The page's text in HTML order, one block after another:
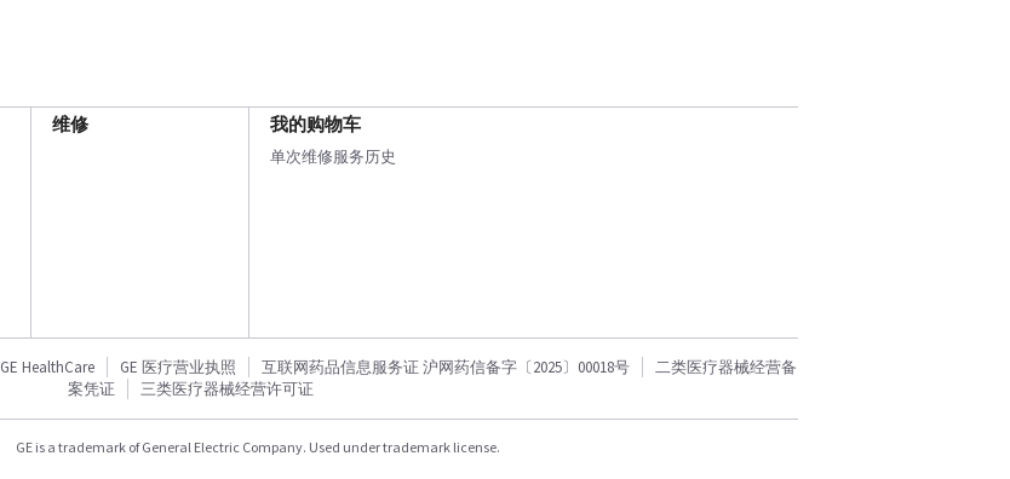
维修 我的购物车
单次维修服务历史
GE HealthCare GE 医疗营业执照 互联网药品信息服务证 沪网药信备字〔2025〕00018号
二类医疗器械经营备
案凭证
三类医疗器械经营许可证
GE is a trademark of General Electric Company. Used under trademark license.